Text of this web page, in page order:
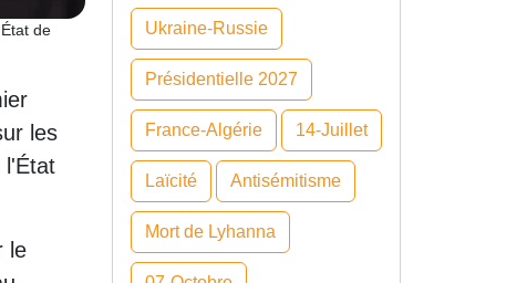
de
les
l'État
le
Ukraine-Russie
Présidentielle 2027
France-Algérie 14-Juillet
Laïcité Antisémitisme
Mort de Lyhanna